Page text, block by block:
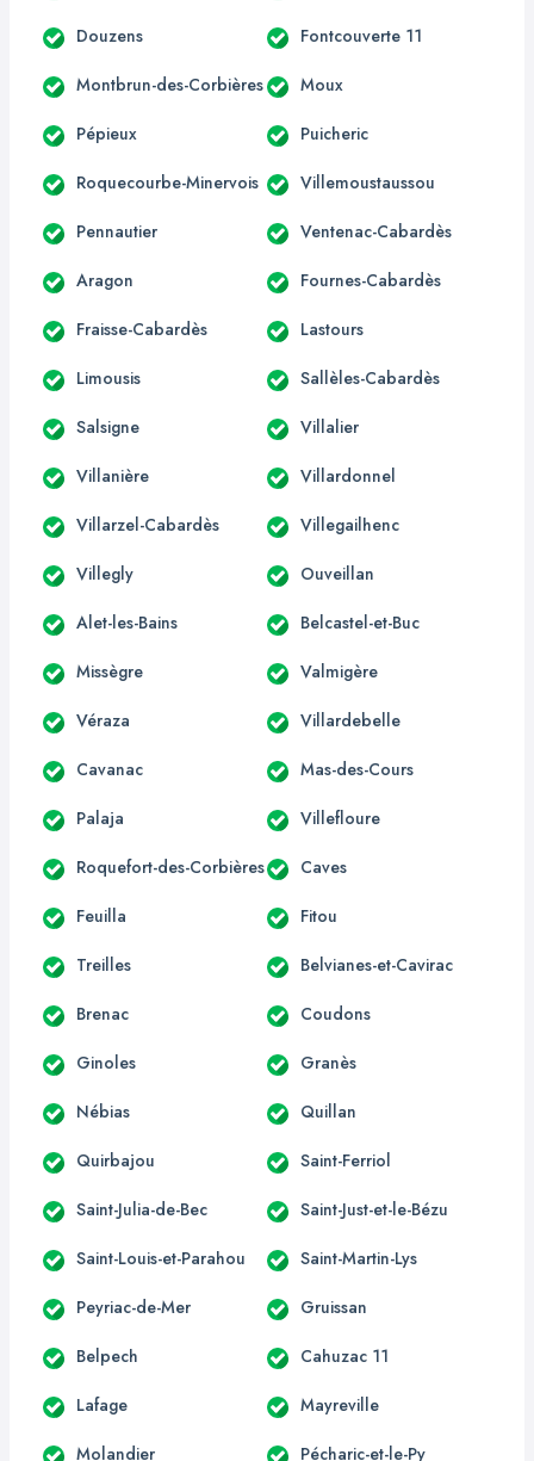
Douzens Fontcouverte 11
Montbrun-des-Corbières Moux
Pépieux Puicheric
Roquecourbe-Minervois Villemoustaussou
Pennautier Ventenac-Cabardès
Aragon Fournes-Cabardès
Fraisse-Cabardès Lastours
Limousis Sallèles-Cabardès
Salsigne Villalier
Villanière Villardonnel
Villarzel-Cabardès Villegailhenc
Villegly Ouveillan
Alet-les-Bains Belcastel-et-Buc
Missègre Valmigère
Véraza Villardebelle
Cavanac Mas-des-Cours
Palaja Villefloure
Roquefort-des-Corbières Caves
Feuilla Fitou
Treilles Belvianes-et-Cavirac
Brenac Coudons
Ginoles Granès
Nébias Quillan
Quirbajou Saint-Ferriol
Saint-Julia-de-Bec Saint-Just-et-le-Bézu
Saint-Louis-et-Parahou Saint-Martin-Lys
Peyriac-de-Mer Gruissan
Belpech Cahuzac 11
Lafage Mayreville
Molandier Pécharic-et-le-Py